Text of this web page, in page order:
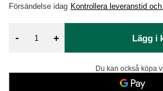
Försändelse idag Kontrollera leveranstid
- + Lägg i
Du kan också köpa